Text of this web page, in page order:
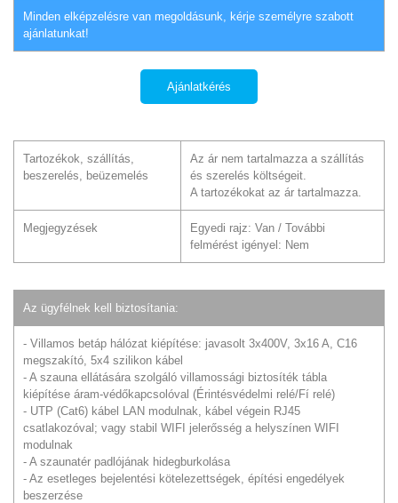
Minden elképzelésre van megoldásunk, kérje személyre szabott
ajánlatunkat!
Ajánlatkérés
Tartozékok, szállítás,
beszerelés, beüzemelés
Az ár nem tartalmazza a szállítás
és szerelés költségeit.
A tartozékokat az ár tartalmazza.
Megjegyzések
Egyedi rajz: Van / További
felmérést igényel: Nem
Az ügyfélnek kell biztosítania:
- Villamos betáp hálózat kiépítése: javasolt 3x400V, 3x16 A, C16
megszakító, 5x4 szilikon kábel
- A szauna ellátására szolgáló villamossági biztosíték tábla
kiépítése áram-védőkapcsolóval (Érintésvédelmi relé/Fí relé)
- UTP (Cat6) kábel LAN modulnak, kábel végein RJ45
csatlakozóval; vagy stabil WIFI jelerősség a helyszínen WIFI
modulnak
- A szaunatér padlójának hidegburkolása
- Az esetleges bejelentési kötelezettségek, építési engedélyek
beszerzése